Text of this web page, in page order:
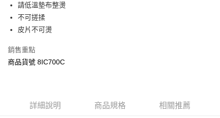
３．安心：先確認商品／服務後，再付款。
【「AFTEE先享後付」結帳流程】
１．於結帳方式選擇「AFTEE先享後付」後，將跳轉至「AFTEE先享後付」
２．訂單成立數日內，您將收到繳費通知簡訊。
３．收到繳費通知簡訊後14天內，點擊此簡訊中的連結，可透過四大超商／
※ 交易是否成功請以「AFTEE先享後付 」之結帳頁面顯示為準，若有關於
宅配
請低溫墊布整燙
不可搓揉
皮片不可燙
銷售重點
商品貨號 8IC700C
詳細說明 商品規格 相關推薦